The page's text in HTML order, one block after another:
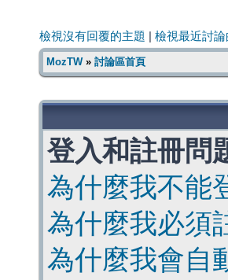
檢視沒有回覆的主題 檢視最近討論
MozTW» 討論區首頁
登入和註冊問
為什麼我不能
為什麼我必須
為什麼我會自